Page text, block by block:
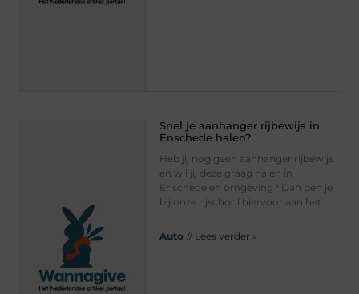
Snel je aanhanger rijbewijs in
Enschede halen?
Heb jij nog geen aanhanger rijbewijs
en wil jij deze graag halen in
Enschede en omgeving? Dan ben je
bij onze rijschool hiervoor aan het
Auto // Lees verder »